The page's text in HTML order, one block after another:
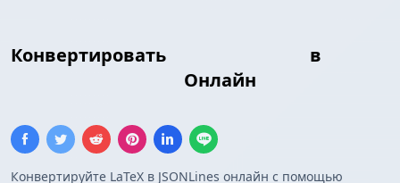
Конвертировать
в
Онлайн
Конвертируйте LaTeX в JSONLines онлайн с помощью